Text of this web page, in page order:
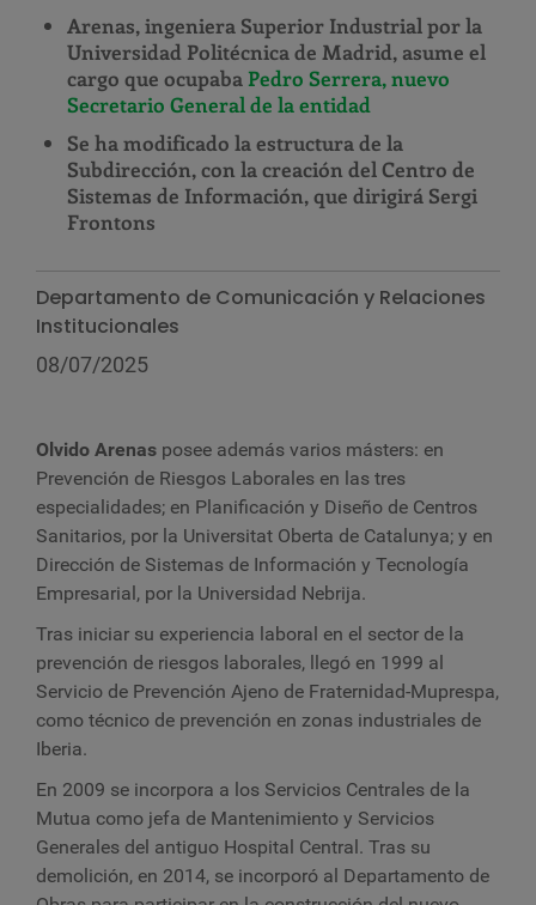
Arenas, ingeniera Superior Industrial por la
Universidad Politécnica de Madrid, asume el
cargo que ocupaba Pedro Serrera, nuevo
Secretario General de la entidad
Se ha modificado la estructura de la
Subdirección, con la creación delCentro de
Sistemas de Información, que dirigirá Sergi
Frontons
Departamento de Comunicación y Relaciones
Institucionales
08/07/2025
Olvido Arenas posee además varios másters: en
Prevención de Riesgos Laborales en las tres
especialidades; en Planificación y Diseño de Centros
Sanitarios, por la Universitat Oberta de Catalunya; y en
Dirección de Sistemas de Información y Tecnología
Empresarial, por la Universidad Nebrija.
Tras iniciar su experiencia laboral en el sector de la
prevención de riesgos laborales, llegó en 1999 al
Servicio de Prevención Ajeno de Fraternidad-Muprespa,
como técnico de prevención en zonas industriales de
Iberia.
En 2009 se incorpora a los Servicios Centrales de la
Mutua como jefa de Mantenimiento y Servicios
Generales del antiguo Hospital Central. Tras su
demolición, en 2014, se incorporó al Departamento de